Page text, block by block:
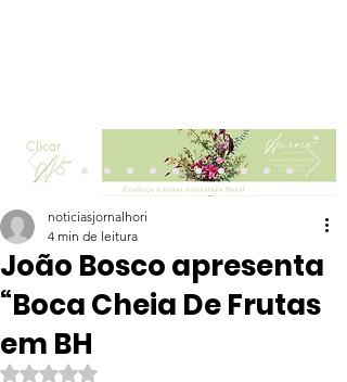
Clicar
João Bosco apresenta
“Boca Cheia De Frutas
em BH
noticiasjornalhori
4 min de leitura
Avaliado com NaN de 5 estrelas.